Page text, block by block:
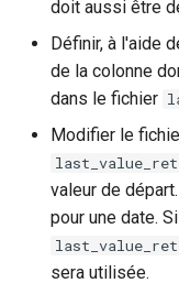
doit aussi être
Définir, à l'aide
de la colonne
dans le fichier
Modifier le
valeur de
pour une date.
sera utilisée.